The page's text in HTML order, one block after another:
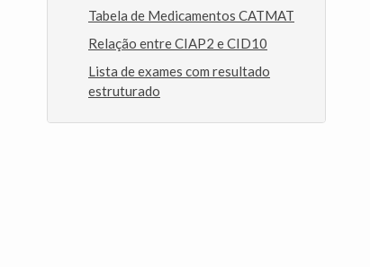
Tabela de Medicamentos CATMAT
Relação entre CIAP2 e CID10
Lista de exames com resultado
estruturado